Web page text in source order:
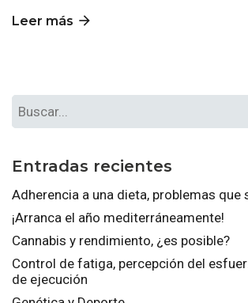
Leer más arrow_forward
Entradas recientes
Adherencia a una dieta, problemas que
¡Arranca el año mediterráneamente!
Cannabis y rendimiento, ¿es posible?
Control de fatiga, percepción del
de ejecución